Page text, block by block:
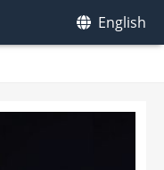
English